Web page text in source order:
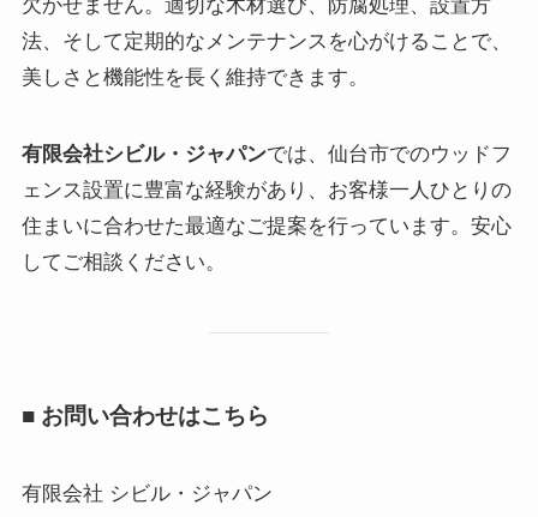
欠かせません。適切な木材選び、防腐処理、設置方
法、そして定期的なメンテナンスを心がけることで、
美しさと機能性を長く維持できます。
有限会社シビル・ジャパンでは、仙台市でのウッドフ
ェンス設置に豊富な経験があり、お客様一人ひとりの
住まいに合わせた最適なご提案を行っています。安心
してご相談ください。
■ お問い合わせはこちら
有限会社 シビル・ジャパン